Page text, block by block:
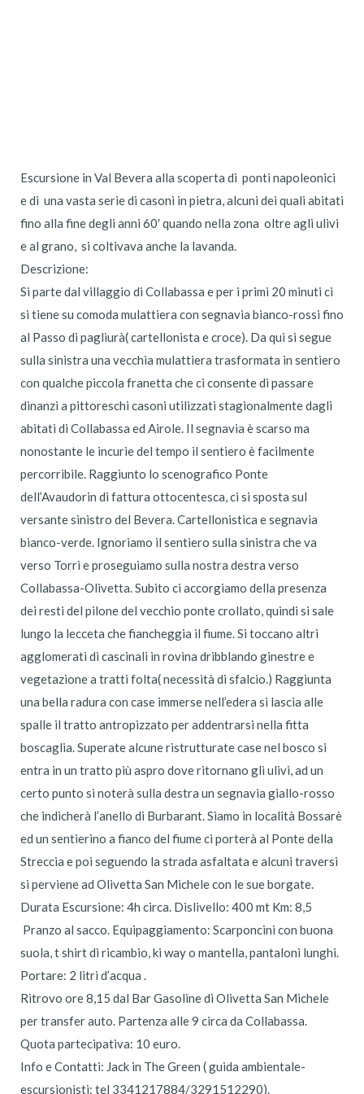
Escursione in Val Bevera alla scoperta di ponti napoleonici
e di una vasta serie di casoni in pietra, alcuni dei quali abitati
fino alla fine degli anni 60′ quando nella zona oltre agli ulivi
e al grano, si coltivava anche la lavanda.
Descrizione:
Si parte dal villaggio di Collabassa e per i primi 20 minuti ci
si tiene su comoda mulattiera con segnavia bianco-rossi fino
al Passo di pagliurà( cartellonista e croce). Da qui si segue
sulla sinistra una vecchia mulattiera trasformata in sentiero
con qualche piccola franetta che ci consente di passare
dinanzi a pittoreschi casoni utilizzati stagionalmente dagli
abitati di Collabassa ed Airole. Il segnavia è scarso ma
nonostante le incurie del tempo il sentiero è facilmente
percorribile. Raggiunto lo scenografico Ponte
dell’Avaudorin di fattura ottocentesca, ci si sposta sul
versante sinistro del Bevera. Cartellonistica e segnavia
bianco-verde. Ignoriamo il sentiero sulla sinistra che va
verso Torri e proseguiamo sulla nostra destra verso
Collabassa-Olivetta. Subito ci accorgiamo della presenza
dei resti del pilone del vecchio ponte crollato, quindi si sale
lungo la lecceta che fiancheggia il fiume. Si toccano altri
agglomerati di cascinali in rovina dribblando ginestre e
vegetazione a tratti folta( necessità di sfalcio.) Raggiunta
una bella radura con case immerse nell’edera si lascia alle
spalle il tratto antropizzato per addentrarsi nella fitta
boscaglia. Superate alcune ristrutturate case nel bosco si
entra in un tratto più aspro dove ritornano gli ulivi, ad un
certo punto si noterà sulla destra un segnavia giallo-rosso
che indicherà l’anello di Burbarant. Siamo in località Bossarè
ed un sentierino a fianco del fiume ci porterà al Ponte della
Streccia e poi seguendo la strada asfaltata e alcuni traversi
si perviene ad Olivetta San Michele con le sue borgate.
Durata Escursione: 4h circa. Dislivello: 400 mt Km: 8,5
Pranzo al sacco. Equipaggiamento: Scarponcini con buona
suola, t shirt di ricambio, ki way o mantella, pantaloni lunghi.
Portare: 2 litri d’acqua .
Ritrovo ore 8,15 dal Bar Gasoline di Olivetta San Michele
per transfer auto. Partenza alle 9 circa da Collabassa.
Quota partecipativa: 10 euro.
Info e Contatti: Jack in The Green ( guida ambientale-
escursionisti: tel 3341217884/3291512290).